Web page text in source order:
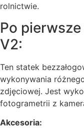
rolnictwie.
Po
V2:
Ten statek
wykonywania
zdjęciowej. Jest
fotogrametrii z
Akcesoria: